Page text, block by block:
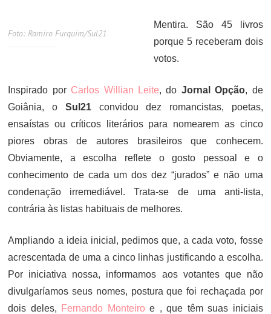
Foto: Ramiro Furquim/Sul21
Mentira. São 45 livros
porque 5 receberam dois
votos.
Inspirado por Car­los Wil­li­an Lei­te, do Jornal Opção, de
Goiânia, o Sul21convidou dez romancistas, poetas,
ensaístas ou críticos literários para nomearem as cinco
piores obras de autores brasileiros que conhecem.
Obviamente, a escolha reflete o gosto pessoal e o
conhecimento de cada um dos dez “jurados” e não uma
condenação irremediável. Trata-se de uma anti-lista,
contrária às listas habituais de melhores.
Ampliando a ideia inicial, pedimos que, a cada voto, fosse
acrescentada de uma a cinco linhas justificando a escolha.
Por iniciativa nossa, informamos aos votantes que não
divulgaríamos seus nomes, postura que foi rechaçada por
dois deles,
Fernando Monteiroe , que têm suas iniciais